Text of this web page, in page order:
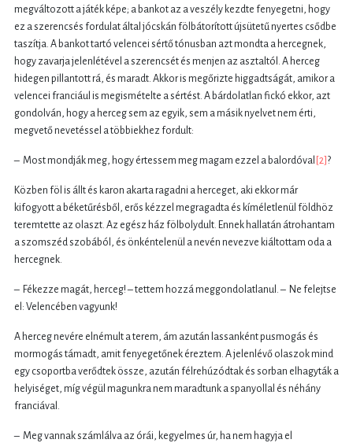
megváltozott a játék képe; a bankot az a veszély kezdte fenyegetni, hogy
ez a szerencsés fordulat által jócskán fölbátorított újsütetű nyertes csődbe
taszítja. A bankot tartó velencei sértő tónusban azt mondta a hercegnek,
hogy zavarja jelenlétével a szerencsét és menjen az asztaltól. A herceg
hidegen pillantott rá, és maradt. Akkor is megőrizte higgadtságát, amikor a
velencei franciául is megismételte a sértést. A bárdolatlan fickó ekkor, azt
gondolván, hogy a herceg sem az egyik, sem a másik nyelvet nem érti,
megvető nevetéssel a többiekhez fordult:
– Most mondják meg, hogy értessem meg magam ezzel a balordóval [2] ?
Közben föl is állt és karon akarta ragadni a herceget, aki ekkor már
kifogyott a béketűrésből, erős kézzel megragadta és kíméletlenül földhöz
teremtette az olaszt. Az egész ház fölbolydult. Ennek hallatán átrohantam
a szomszéd szobából, és önkéntelenül a nevén nevezve kiáltottam oda a
hercegnek.
– Fékezze magát, herceg! – tettem hozzá meggondolatlanul. – Ne felejtse
el: Velencében vagyunk!
A herceg nevére elnémult a terem, ám azután lassanként pusmogás és
mormogás támadt, amit fenyegetőnek éreztem. A jelenlévő olaszok mind
egy csoportba verődtek össze, azután félrehúzódtak és sorban elhagyták a
helyiséget, míg végül magunkra nem maradtunk a spanyollal és néhány
franciával.
– Meg vannak számlálva az órái, kegyelmes úr, ha nem hagyja el